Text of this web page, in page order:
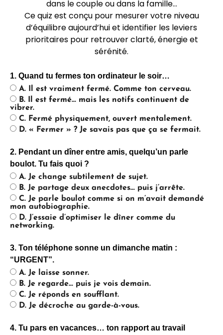
dans le couple ou dans la famille…
Ce quiz est conçu pour mesurer votre niveau
d’équilibre aujourd’hui et identifier les leviers
prioritaires pour retrouver clarté, énergie et
sérénité.
1. Quand tu fermes ton ordinateur le soir…
A. Il est vraiment fermé. Comme ton cerveau.
B. Il est fermé… mais les notifs continuent de
vibrer.
C. Fermé physiquement, ouvert mentalement.
D. « Fermer » ? Je savais pas que ça se fermait.
2. Pendant un dîner entre amis, quelqu’un parle
boulot. Tu fais quoi ?
A. Je change subtilement de sujet.
B. Je partage deux anecdotes… puis j’arrête.
C. Je parle boulot comme si on m’avait demandé
mon autobiographie.
D. J’essaie d’optimiser le dîner comme du
networking.
3. Ton téléphone sonne un dimanche matin :
“URGENT”.
A. Je laisse sonner.
B. Je regarde… puis je vois demain.
C. Je réponds en soufflant.
D. Je décroche au garde-à-vous.
4. Tu pars en vacances… ton rapport au travail